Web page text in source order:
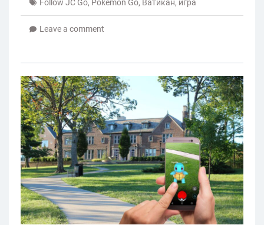
Follow JC Go, Pokemon Go, Ватикан, игра
Leave a comment